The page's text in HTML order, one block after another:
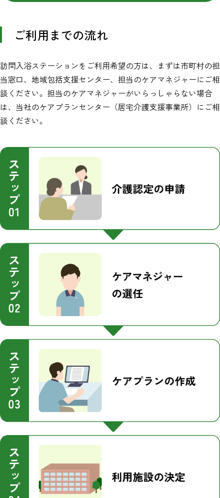
ご利用までの流れ
訪問入浴ステーションをご利用希望の方は、まずは市町村の担
当窓口、地域包括支援センター、担当のケアマネジャーにご相
談ください。担当のケアマネジャーがいらっしゃらない場合
は、当社のケアプランセンター（居宅介護支援事業所）にご相
談ください。